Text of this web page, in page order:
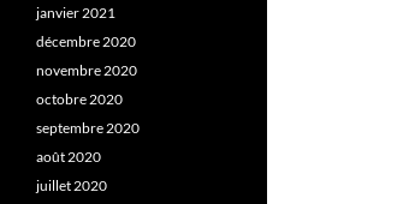
janvier 2021
décembre 2020
novembre 2020
octobre 2020
septembre 2020
août 2020
juillet 2020